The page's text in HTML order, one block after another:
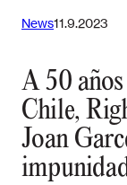
News11.9.2023
A 50
Chile,
Joan